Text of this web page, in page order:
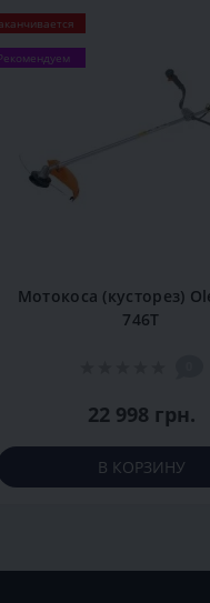
Мотокоса (кусторез)
746Т
22 998 грн.
В КОРЗИНУ